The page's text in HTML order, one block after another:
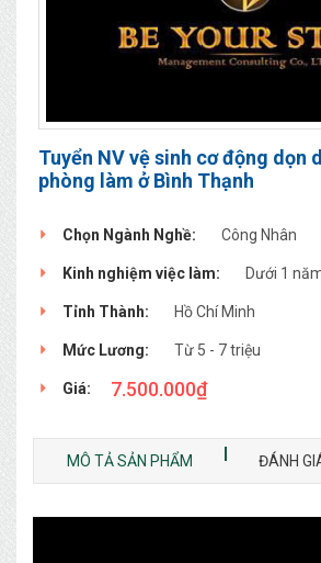
Tuyển NV vệ sinh cơ động dọn
phòng làm ở Bình Thạnh
Chọn Ngành Nghề: Công Nhân
Kinh nghiệm việc làm: Dưới 1
Tỉnh Thành: Hồ Chí Minh
Mức Lương: Từ 5 - 7 triệu
Giá: 7.500.000₫
MÔ TẢ SẢN PHẨM ĐÁNH